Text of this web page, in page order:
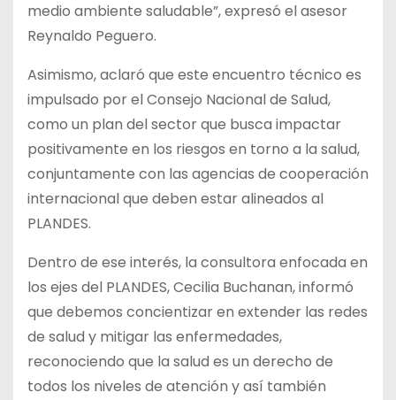
medio ambiente saludable”, expresó el asesor
Reynaldo Peguero.
Asimismo, aclaró que este encuentro técnico es
impulsado por el Consejo Nacional de Salud,
como un plan del sector que busca impactar
positivamente en los riesgos en torno a la salud,
conjuntamente con las agencias de cooperación
internacional que deben estar alineados al
PLANDES.
Dentro de ese interés, la consultora enfocada en
los ejes del PLANDES, Cecilia Buchanan, informó
que debemos concientizar en extender las redes
de salud y mitigar las enfermedades,
reconociendo que la salud es un derecho de
todos los niveles de atención y así también